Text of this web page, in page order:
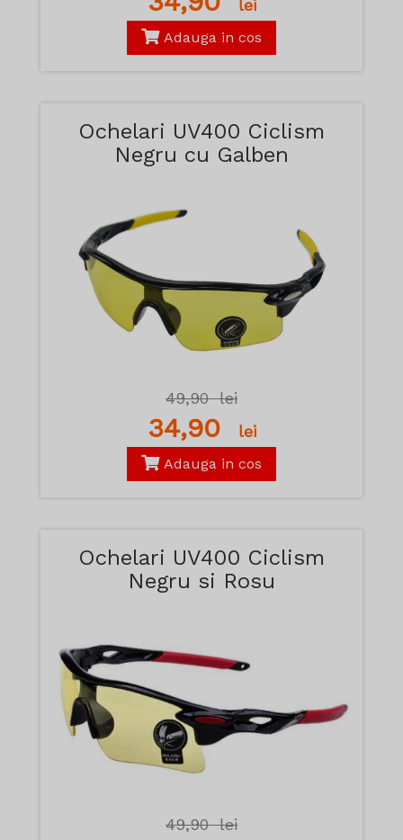
lei
Adauga in cos
Ochelari UV400 Ciclism
Negru cu Galben
49,90lei
34,90 lei
Adauga in cos
Ochelari UV400 Ciclism
Negru si Rosu
49,90lei